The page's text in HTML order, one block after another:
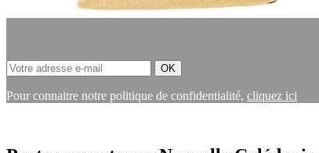
Pour connaitre notre politique de confidentialité, cliquez ici